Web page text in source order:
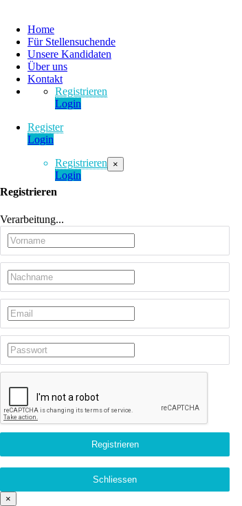
Home
Für Stellensuchende
Unsere Kandidaten
Über uns
Kontakt
Registrieren
Login
Register
Login
Registrieren
Login
×
Registrieren
Verarbeitung...
×